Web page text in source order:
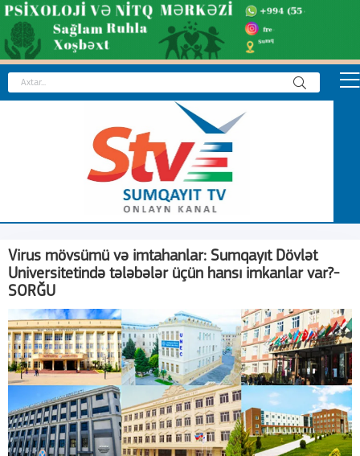
Virus mövsümü və imtahanlar: Sumqayıt Dövlət
Universitetində tələbələr üçün hansı imkanlar var?-
SORĞU